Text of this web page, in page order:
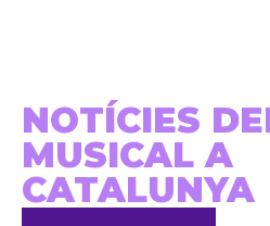
NOTÍCIES
MUSICAL A
CATALUNYA